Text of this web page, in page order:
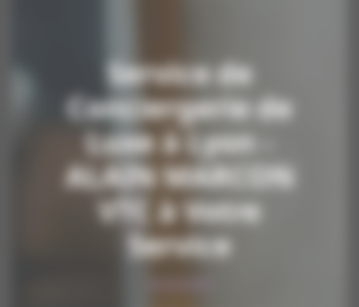
Service de
Conciergerie de
Luxe à Lyon -
ALAIN MARCON
VTC à Votre
Service